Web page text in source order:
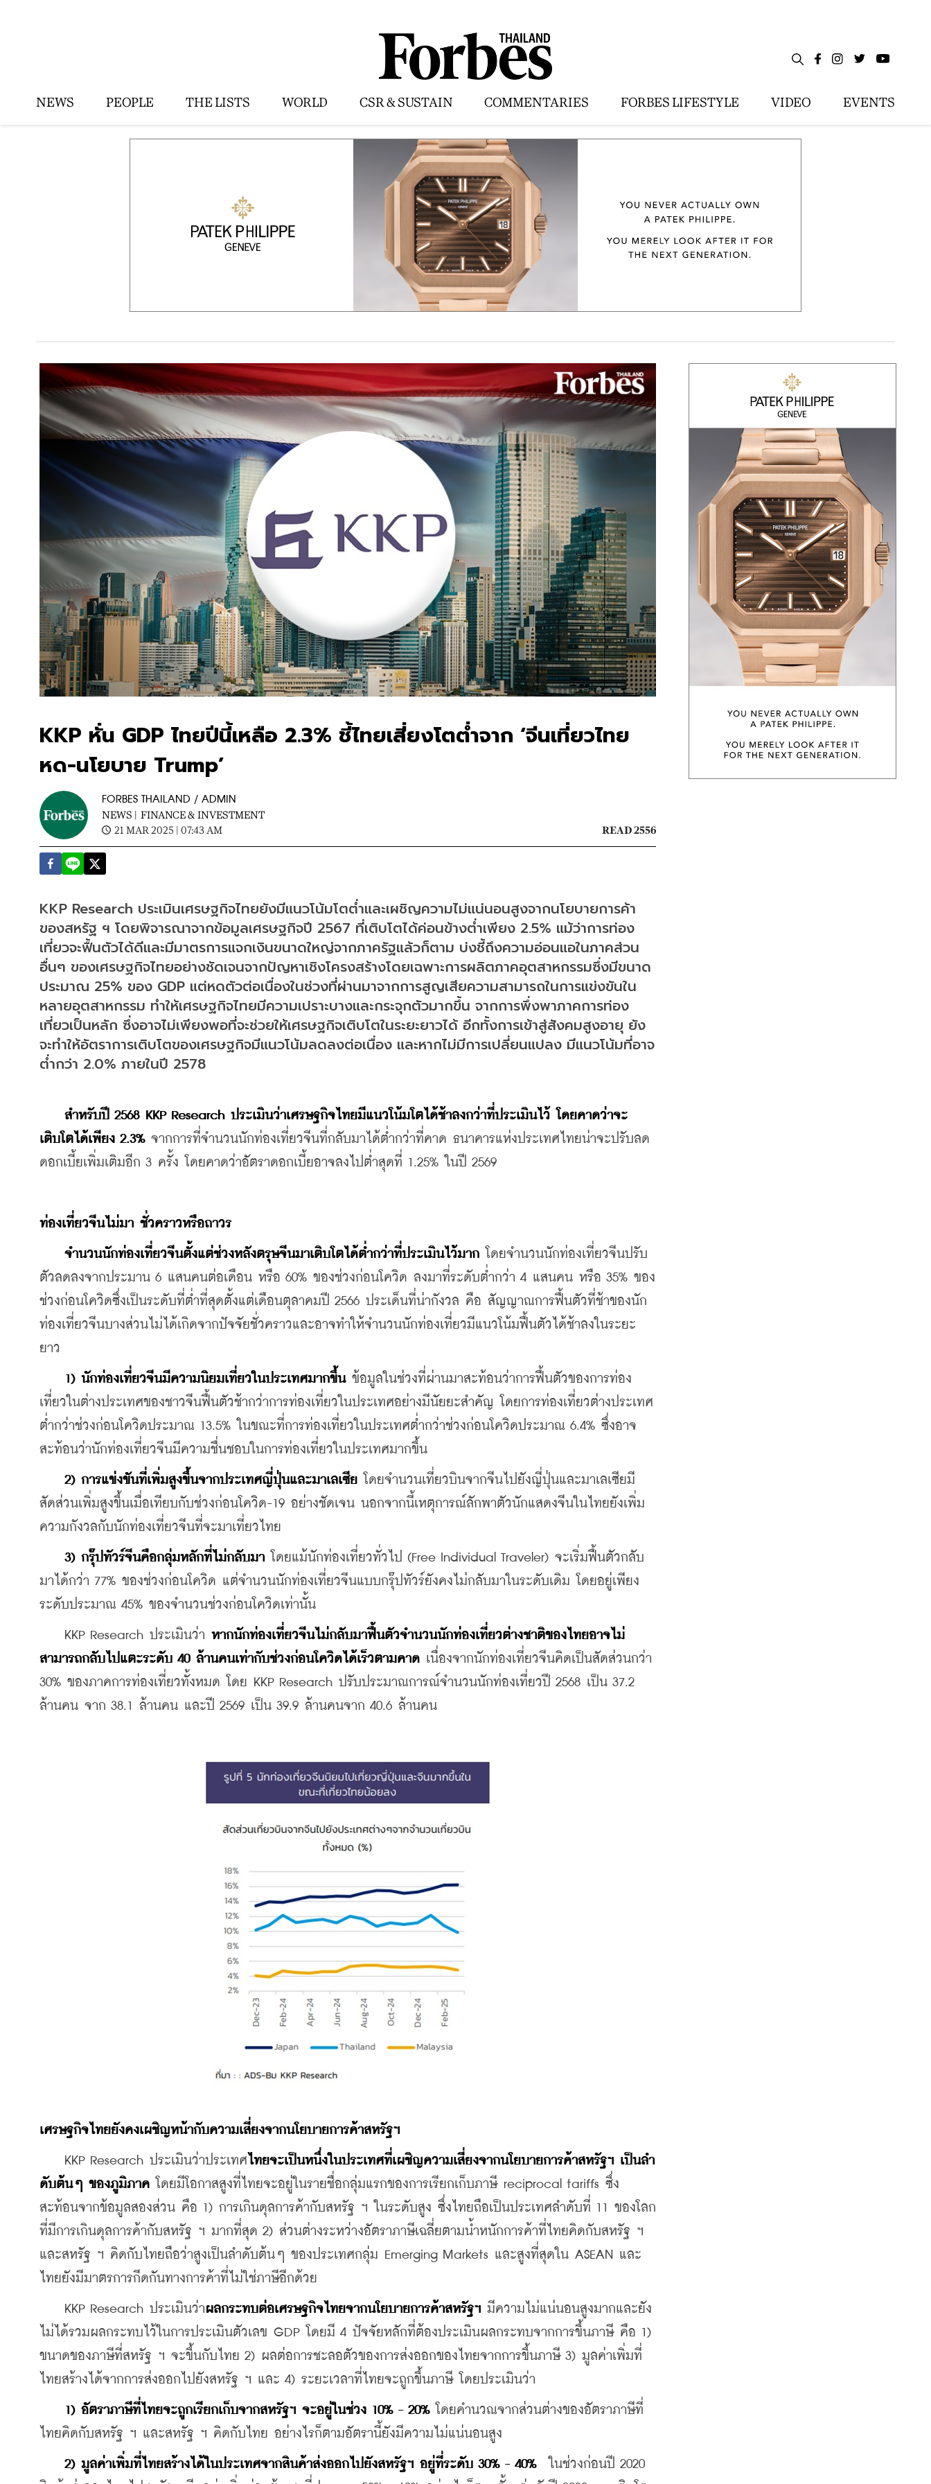
NEWS PEOPLE THE LISTS WORLD CSR & SUSTAIN COMMENTARIES FORBES LIFESTYLE VIDEO EVENTS
KKP หั่น GDP ไทยปีนี้เหลือ 2.3% ชี้ไทยเสี่ยงโตต่ำจาก ‘จีนเที่ยวไทย
หด-นโยบาย Trump’
FORBES THAILAND / ADMIN
NEWS | FINANCE & INVESTMENT
21 MAR 2025 | 07:43 AM
READ 2556
KKP Research ประเมินเศรษฐกิจไทยยังมีแนวโน้มโตต่ำและเผชิญความไม่แน่นอนสูงจากนโยบายการค้า
ของสหรัฐ ฯ โดยพิจารณาจากข้อมูลเศรษฐกิจปี 2567 ที่เติบโตได้ค่อนข้างต่ำเพียง 2.5% แม้ว่าการท่อง
เที่ยวจะฟื้นตัวได้ดีและมีมาตรการแจกเงินขนาดใหญ่จากภาครัฐแล้วก็ตาม บ่งชี้ถึงความอ่อนแอในภาคส่วน
อื่นๆ ของเศรษฐกิจไทยอย่างชัดเจนจากปัญหาเชิงโครงสร้างโดยเฉพาะการผลิตภาคอุตสาหกรรมซึ่งมีขนาด
ประมาณ 25% ของ GDP แต่หดตัวต่อเนื่องในช่วงที่ผ่านมาจากการสูญเสียความสามารถในการแข่งขันใน
หลายอุตสาหกรรม ทำให้เศรษฐกิจไทยมีความเปราะบางและกระจุกตัวมากขึ้น จากการพึ่งพาภาคการท่อง
เที่ยวเป็นหลัก ซึ่งอาจไม่เพียงพอที่จะช่วยให้เศรษฐกิจเติบโตในระยะยาวได้ อีกทั้งการเข้าสู่สังคมสูงอายุ ยัง
จะทำให้อัตราการเติบโตของเศรษฐกิจมีแนวโน้มลดลงต่อเนื่อง และหากไม่มีการเปลี่ยนแปลง มีแนวโน้มที่อาจ
ต่ำกว่า 2.0% ภายในปี 2578
สำหรับปี 2568 KKP Research ประเมินว่าเศรษฐกิจไทยมีแนวโน้มโตได้ช้าลงกว่าที่ประเมินไว้ โดยคาดว่าจะ
เติบโตได้เพียง 2.3% จากการที่จำนวนนักท่องเที่ยวจีนที่กลับมาได้ต่ำกว่าที่คาด ธนาคารแห่งประเทศไทยน่าจะปรับลด
ดอกเบี้ยเพิ่มเติมอีก 3 ครั้ง โดยคาดว่าอัตราดอกเบี้ยอาจลงไปต่ำสุดที่ 1.25% ในปี 2569
ท่องเที่ยวจีนไม่มา ชั่วคราวหรือถาวร
จำนวนนักท่องเที่ยวจีนตั้งแต่ช่วงหลังตรุษจีนมาเติบโตได้ต่ำกว่าที่ประเมินไว้มาก โดยจำนวนนักท่องเที่ยวจีนปรับ
ตัวลดลงจากประมาน 6 แสนคนต่อเดือน หรือ 60% ของช่วงก่อนโควิด ลงมาที่ระดับต่ำกว่า 4 แสนคน หรือ 35% ของ
ช่วงก่อนโควิดซึ่งเป็นระดับที่ต่ำที่สุดตั้งแต่เดือนตุลาคมปี 2566 ประเด็นที่น่ากังวล คือ สัญญาณการฟื้นตัวที่ช้าของนัก
ท่องเที่ยวจีนบางส่วนไม่ได้เกิดจากปัจจัยชั่วคราวและอาจทำให้จำนวนนักท่องเที่ยวมีแนวโน้มฟื้นตัวได้ช้าลงในระยะ
ยาว
1) นักท่องเที่ยวจีนมีความนิยมเที่ยวในประเทศมากขึ้น ข้อมูลในช่วงที่ผ่านมาสะท้อนว่าการฟื้นตัวของการท่อง
เที่ยวในต่างประเทศของชาวจีนฟื้นตัวช้ากว่าการท่องเที่ยวในประเทศอย่างมีนัยยะสำคัญ โดยการท่องเที่ยวต่างประเทศ
ต่ำกว่าช่วงก่อนโควิดประมาณ 13.5% ในขณะที่การท่องเที่ยวในประเทศต่ำกว่าช่วงก่อนโควิดประมาณ 6.4% ซึ่งอาจ
สะท้อนว่านักท่องเที่ยวจีนมีความชื่นชอบในการท่องเที่ยวในประเทศมากขึ้น
2) การแข่งขันที่เพิ่มสูงขึ้นจากประเทศญี่ปุ่นและมาเลเซีย โดยจำนวนเที่ยวบินจากจีนไปยังญี่ปุ่นและมาเลเซียมี
สัดส่วนเพิ่มสูงขึ้นเมื่อเทียบกับช่วงก่อนโควิด-19 อย่างชัดเจน นอกจากนี้เหตุการณ์ลักพาตัวนักแสดงจีนในไทยยังเพิ่ม
ความกังวลกับนักท่องเที่ยวจีนที่จะมาเที่ยวไทย
3) กรุ๊ปทัวร์จีนคือกลุ่มหลักที่ไม่กลับมา โดยแม้นักท่องเที่ยวทั่วไป (Free Individual Traveler) จะเริ่มฟื้นตัวกลับ
มาได้กว่า 77% ของช่วงก่อนโควิด แต่จำนวนนักท่องเที่ยวจีนแบบกรุ๊ปทัวร์ยังคงไม่กลับมาในระดับเดิม โดยอยู่เพียง
ระดับประมาณ 45% ของจำนวนช่วงก่อนโควิดเท่านั้น
KKP Research ประเมินว่า หากนักท่องเที่ยวจีนไม่กลับมาฟื้นตัวจำนวนนักท่องเที่ยวต่างชาติของไทยอาจไม่
สามารถกลับไปแตะระดับ 40 ล้านคนเท่ากับช่วงก่อนโควิดได้เร็วตามคาด เนื่องจากนักท่องเที่ยวจีนคิดเป็นสัดส่วนกว่า
30% ของภาคการท่องเที่ยวทั้งหมด โดย KKP Research ปรับประมาณการณ์จำนวนนักท่องเที่ยวปี 2568 เป็น 37.2
ล้านคน จาก 38.1 ล้านคน และปี 2569 เป็น 39.9 ล้านคนจาก 40.6 ล้านคน
เศรษฐกิจไทยยังคงเผชิญหน้ากับความเสี่ยงจากนโยบายการค้าสหรัฐฯ
KKP Research ประเมินว่าประเทศ ไทยจะเป็นหนึ่งในประเทศที่เผชิญความเสี่ยงจากนโยบายการค้าสหรัฐฯ เป็นลำ
ดับต้นๆ ของภูมิภาค โดยมีโอกาสสูงที่ไทยจะอยู่ในรายชื่อกลุ่มแรกของการเรียกเก็บภาษี reciprocal tariffs ซึ่ง
สะท้อนจากข้อมูลสองส่วน คือ 1) การเกินดุลการค้ากับสหรัฐ ฯ ในระดับสูง ซึ่งไทยถือเป็นประเทศลำดับที่ 11 ของโลก
ที่มีการเกินดุลการค้ากับสหรัฐ ฯ มากที่สุด 2) ส่วนต่างระหว่างอัตราภาษีเฉลี่ยตามน้ำหนักการค้าที่ไทยคิดกับสหรัฐ ฯ
และสหรัฐ ฯ คิดกับไทยถือว่าสูงเป็นลำดับต้นๆ ของประเทศกลุ่ม Emerging Markets และสูงที่สุดใน ASEAN และ
ไทยยังมีมาตรการกีดกันทางการค้าที่ไม่ใช่ภาษีอีกด้วย
KKP Research ประเมินว่าผลกระทบต่อเศรษฐกิจไทยจากนโยบายการค้าสหรัฐฯ มีความไม่แน่นอนสูงมากและยัง
ไม่ได้รวมผลกระทบไว้ในการประเมินตัวเลข GDP โดยมี 4 ปัจจัยหลักที่ต้องประเมินผลกระทบจากการขึ้นภาษี คือ 1)
ขนาดของภาษีที่สหรัฐ ฯ จะขึ้นกับไทย 2) ผลต่อการชะลอตัวของการส่งออกของไทยจากการขึ้นภาษี 3) มูลค่าเพิ่มที่
ไทยสร้างได้จากการส่งออกไปยังสหรัฐ ฯ และ 4) ระยะเวลาที่ไทยจะถูกขึ้นภาษี โดยประเมินว่า
1) อัตราภาษีที่ไทยจะถูกเรียกเก็บจากสหรัฐฯ จะอยู่ในช่วง 10% - 20% โดยคำนวณจากส่วนต่างของอัตราภาษีที่
ไทยคิดกับสหรัฐ ฯ และสหรัฐ ฯ คิดกับไทย อย่างไรก็ตามอัตรานี้ยังมีความไม่แน่นอนสูง
2) มูลค่าเพิ่มที่ไทยสร้างได้ในประเทศจากสินค้าส่งออกไปยังสหรัฐฯ อยู่ที่ระดับ 30% - 40%
  ในช่วงก่อนปี 2020